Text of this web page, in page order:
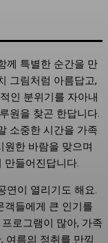
께 특별한 순간을 만
그림처럼 아름답고,
인 분위기를 자아내
원을 찾곤 한답니다.
소중한 시간을 가족
한 바람을 맞으며
만들어진답니다.
연이 열리기도 해요.
객들에게 큰 인기를
로그램이 많아, 가족
여름의 정취를 만끽